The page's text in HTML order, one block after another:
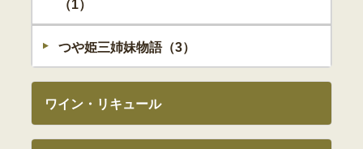
（1）
つや姫三姉妹物語（3）
ワイン・リキュール